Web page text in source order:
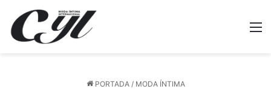
PORTADA / MODA ÍNTIMA